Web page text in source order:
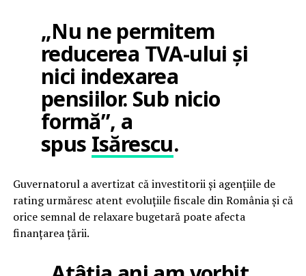
„Nu ne permitem
reducerea TVA-ului și
nici indexarea
pensiilor. Sub nicio
formă”, a
spus Isărescu.
Guvernatorul a avertizat că investitorii și agențiile de
rating urmăresc atent evoluțiile fiscale din România și că
orice semnal de relaxare bugetară poate afecta
finanțarea țării.